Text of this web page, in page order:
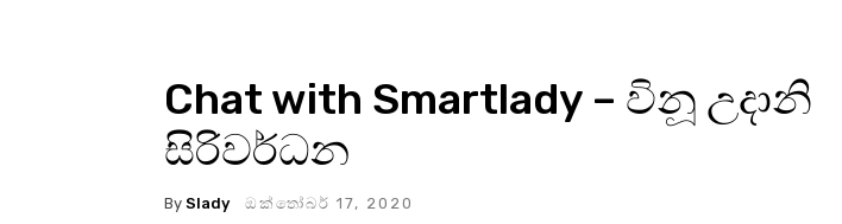
Chat with Smartlady – විනූ උදානි
සිරිවර්ධන
By Slady ඔක්තෝබර් 17, 2020